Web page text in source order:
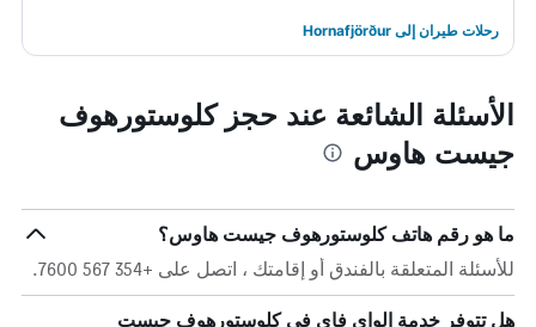
رحلات طيران إلى Hornafjörður
الأسئلة الشائعة عند حجز كلوستورهوف
جيست هاوس
ما هو رقم هاتف كلوستورهوف جيست هاوس؟
للأسئلة المتعلقة بالفندق أو إقامتك ، اتصل على +354 567 7600.
هل تتوفر خدمة الواي فاي في كلوستورهوف جيست